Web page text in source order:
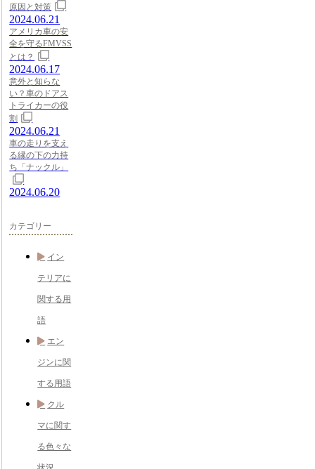
原因と対策
2024.06.21
アメリカ車の安
全を守るFMVSS
とは？
2024.06.17
意外と知らな
い？車のドアス
トライカーの役
割
2024.06.21
車の走りを支え
る縁の下の力持
ち「ナックル」
2024.06.20
カテゴリー
イン
テリアに
関する用
語
エン
ジンに関
する用語
クル
マに関す
る色々な